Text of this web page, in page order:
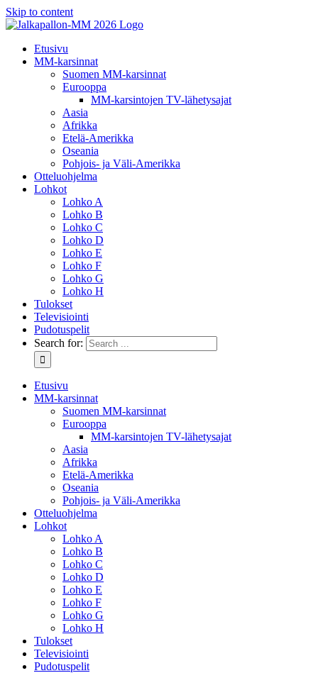
Skip to content
Etusivu
MM-karsinnat
Suomen MM-karsinnat
Eurooppa
MM-karsintojen TV-lähetysajat
Aasia
Afrikka
Etelä-Amerikka
Oseania
Pohjois- ja Väli-Amerikka
Otteluohjelma
Lohkot
Lohko A
Lohko B
Lohko C
Lohko D
Lohko E
Lohko F
Lohko G
Lohko H
Tulokset
Televisiointi
Pudotuspelit
Search for:
Etusivu
MM-karsinnat
Suomen MM-karsinnat
Eurooppa
MM-karsintojen TV-lähetysajat
Aasia
Afrikka
Etelä-Amerikka
Oseania
Pohjois- ja Väli-Amerikka
Otteluohjelma
Lohkot
Lohko A
Lohko B
Lohko C
Lohko D
Lohko E
Lohko F
Lohko G
Lohko H
Tulokset
Televisiointi
Pudotuspelit